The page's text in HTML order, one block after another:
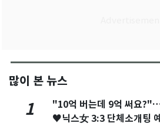
많이 본 뉴스
1
"10억 버는데 9억 써요
♥닉스女 3:3 단체소개팅